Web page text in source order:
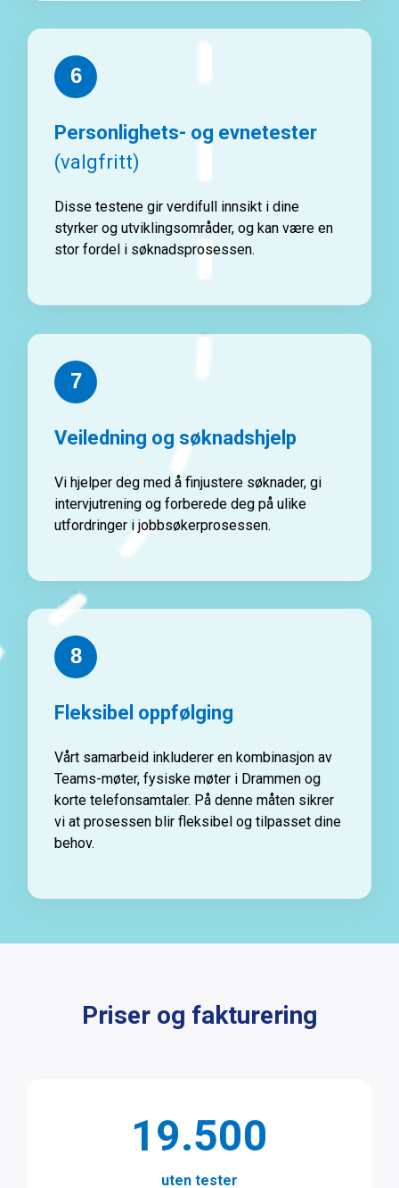
6
Personlighets- og evnetester
(valgfritt)
Disse testene gir verdifull innsikt i dine
styrker og utviklingsområder, og kan være en
stor fordel i søknadsprosessen.
7
Veiledning og søknadshjelp
Vi hjelper deg med å finjustere søknader, gi
intervjutrening og forberede deg på ulike
utfordringer i jobbsøkerprosessen.
8
Fleksibel oppfølging
Vårt samarbeid inkluderer en kombinasjon av
Teams-møter, fysiske møter i Drammen og
korte telefonsamtaler. På denne måten sikrer
vi at prosessen blir fleksibel og tilpasset dine
behov.
Priser og fakturering
19.500
uten tester